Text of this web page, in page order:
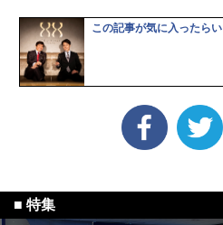
この記事が気に入ったら